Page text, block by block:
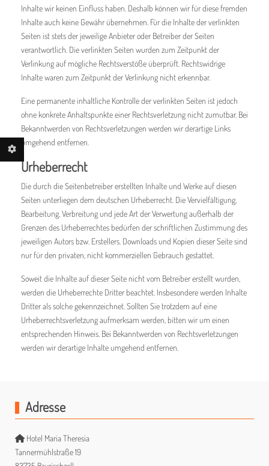
Inhalte wir keinen Einfluss haben. Deshalb können wir für diese fremden
Inhalte auch keine Gewähr übernehmen. Für die Inhalte der verlinkten
Seiten ist stets der jeweilige Anbieter oder Betreiber der Seiten
verantwortlich. Die verlinkten Seiten wurden zum Zeitpunkt der
Verlinkung auf mögliche Rechtsverstöße überprüft. Rechtswidrige
Inhalte waren zum Zeitpunkt der Verlinkung nicht erkennbar.
Eine permanente inhaltliche Kontrolle der verlinkten Seiten ist jedoch
ohne konkrete Anhaltspunkte einer Rechtsverletzung nicht zumutbar. Bei
Bekanntwerden von Rechtsverletzungen werden wir derartige Links
umgehend entfernen.
Urheberrecht
Die durch die Seitenbetreiber erstellten Inhalte und Werke auf diesen
Seiten unterliegen dem deutschen Urheberrecht. Die Vervielfältigung,
Bearbeitung, Verbreitung und jede Art der Verwertung außerhalb der
Grenzen des Urheberrechtes bedürfen der schriftlichen Zustimmung des
jeweiligen Autors bzw. Erstellers. Downloads und Kopien dieser Seite sind
nur für den privaten, nicht kommerziellen Gebrauch gestattet.
Soweit die Inhalte auf dieser Seite nicht vom Betreiber erstellt wurden,
werden die Urheberrechte Dritter beachtet. Insbesondere werden Inhalte
Dritter als solche gekennzeichnet. Sollten Sie trotzdem auf eine
Urheberrechtsverletzung aufmerksam werden, bitten wir um einen
entsprechenden Hinweis. Bei Bekanntwerden von Rechtsverletzungen
werden wir derartige Inhalte umgehend entfernen.
Adresse
Hotel Maria Theresia
Tannermühlstraße 19